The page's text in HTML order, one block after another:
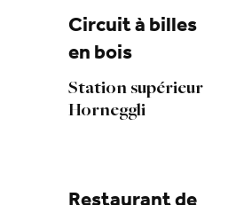
Circuit à billes
en bois
Station supérieur
Horneggli